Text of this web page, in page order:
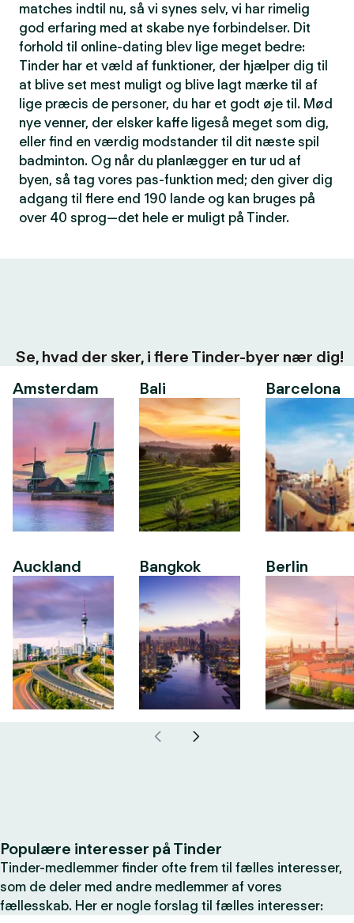
matches indtil nu, så vi synes selv, vi har rimelig
god erfaring med at skabe nye forbindelser. Dit
forhold til online-dating blev lige meget bedre:
Tinder har et væld af funktioner, der hjælper dig til
at blive set mest muligt og blive lagt mærke til af
lige præcis de personer, du har et godt øje til. Mød
nye venner, der elsker kaffe ligeså meget som dig,
eller find en værdig modstander til dit næste spil
badminton. Og når du planlægger en tur ud af
byen, så tag vores pas-funktion med; den giver dig
adgang til flere end 190 lande og kan bruges på
over 40 sprog—det hele er muligt på Tinder.
Se, hvad der sker, i flere Tinder-byer nær dig!
Amsterdam
Auckland
Bali
Bangkok
Barcelona
Berlin
Populære interesser på Tinder
Tinder-medlemmer finder ofte frem til fælles interesser,
som de deler med andre medlemmer af vores
fællesskab. Her er nogle forslag til fælles interesser: